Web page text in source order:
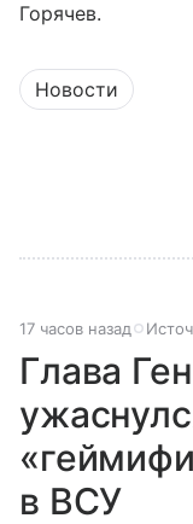
Горячев.
Новости
17 часов назад
Глава
в ВСУ